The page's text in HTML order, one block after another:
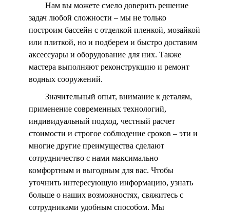
Нам вы можете смело доверить решение
задач любой сложности – мы не только
построим бассейн с отделкой пленкой, мозайкой
или плиткой, но и подберем и быстро доставим
аксессуары и оборудование для них. Также
мастера выполняют реконструкцию и ремонт
водных сооружений.
Значительный опыт, внимание к деталям,
применение современных технологий,
индивидуальный подход, честный расчет
стоимости и строгое соблюдение сроков – эти и
многие другие преимущества сделают
сотрудничество с нами максимально
комфортным и выгодным для вас. Чтобы
уточнить интересующую информацию, узнать
больше о наших возможностях, свяжитесь с
сотрудниками удобным способом. Мы